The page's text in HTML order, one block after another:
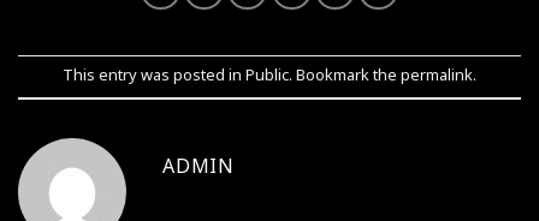
This entry was posted in Public. Bookmark the permalink.
ADMIN